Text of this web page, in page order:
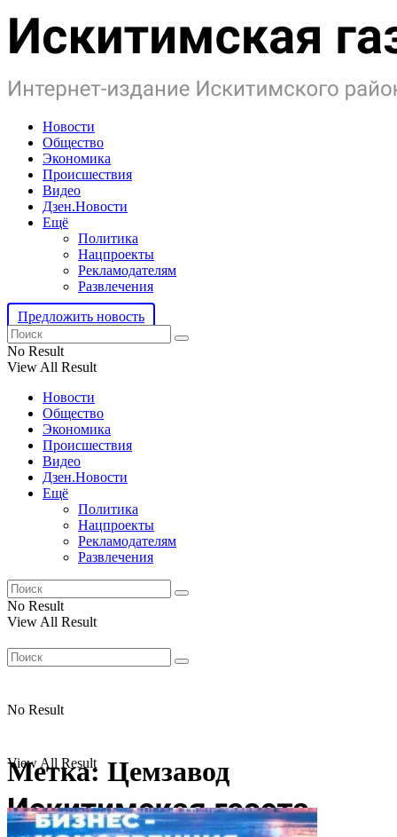
Новости
Общество
Экономика
Происшествия
Видео
Дзен.Новости
Ещё
Политика
Нацпроекты
Рекламодателям
Развлечения
Предложить новость
No Result
View All Result
Новости
Общество
Экономика
Происшествия
Видео
Дзен.Новости
Ещё
Политика
Нацпроекты
Рекламодателям
Развлечения
No Result
View All Result
No Result
View All Result
Метка: Цемзавод